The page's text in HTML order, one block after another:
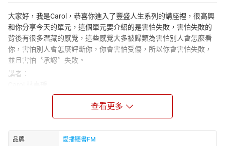
大家好，我是Carol，恭喜你進入了豐盛人生系列的講座裡，很高興
和你分享今天的單元，這個單元要介紹的是害怕失敗，害怕失敗的
背後有很多潛藏的感覺，這些感覺大多被歸類為害怕別人會怎麼看
你，害怕別人會怎麼評斷你，你會害怕受傷，所以你會害怕失敗，
並且害怕〝承認〞失敗。
講者：
美國康乃爾大學電機系學士、碩士，加州大學洛杉磯分校MBA企管
碩士。曾於IBM、GM，等大型跨國企業。一九九○年開始創業。
因一場婚變，接觸到能量心理學療法，PSYCH-K、NLP（Neuro-
linguistic programming）、EFT（Emotional Freedom
Techniques）等，更取得證書，成為專業教練。
查看更多
品牌 愛播聽書FM